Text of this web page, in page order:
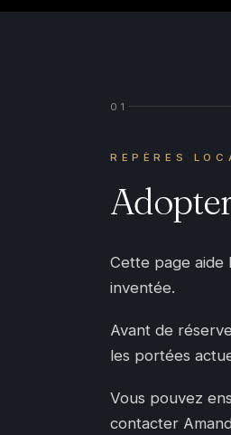
01
REPÈRES
Cette page aide
inventée.
Avant de
les portées
Vous pouvez
contacter